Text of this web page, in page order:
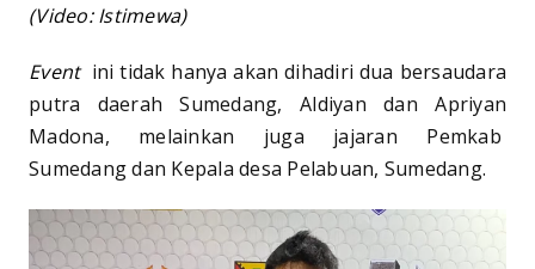
(Video: Istimewa)
Event ini tidak hanya akan dihadiri dua bersaudara
putra daerah Sumedang, Aldiyan dan Apriyan
Madona, melainkan juga jajaran Pemkab
Sumedang dan Kepala desa Pelabuan, Sumedang.